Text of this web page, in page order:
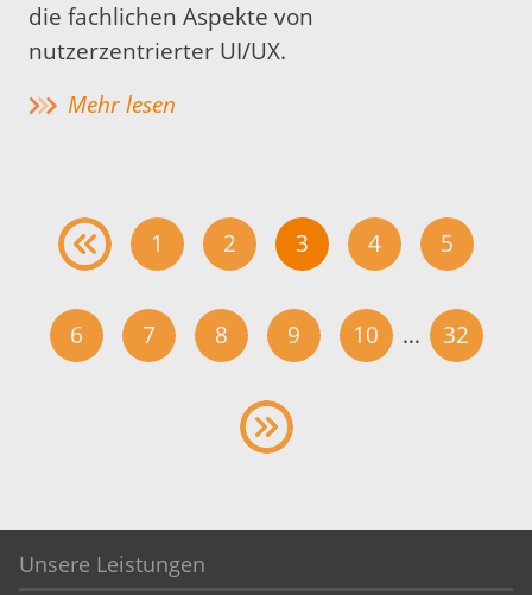
die fachlichen Aspekte von
nutzerzentrierter UI/UX.
Mehr lesen
1 2 3 4 5
6 7 8 9 10 … 32
Unsere Leistungen